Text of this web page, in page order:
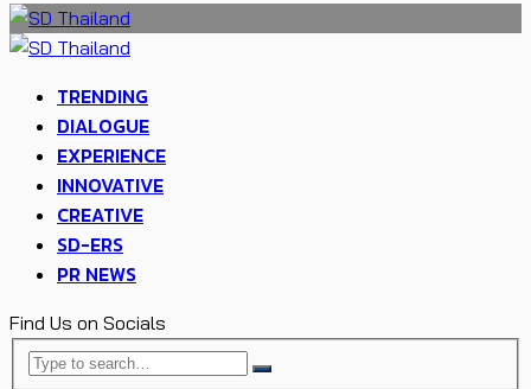
TRENDING
DIALOGUE
EXPERIENCE
INNOVATIVE
CREATIVE
SD-ERS
PR NEWS
Find Us on Socials